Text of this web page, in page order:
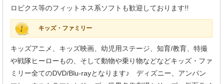
ロビクス等のフィットネス系ソフトも歓迎しております!!
キッズ・ファミリー
キッズアニメ、キッズ映画、幼児用ステージ、知育/教育、特撮
や戦隊ヒーローもの、そして動物や乗り物などなどキッズ・ファ
ミリー全てのDVD/Blu-rayとなります♪ ディズニー、アンパン